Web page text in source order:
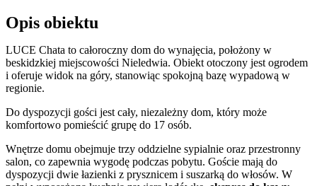
Opis obiektu
LUCE Chata to całoroczny dom do wynajęcia, położony w
beskidzkiej miejscowości Nieledwia. Obiekt otoczony jest ogrodem
i oferuje widok na góry, stanowiąc spokojną bazę wypadową w
regionie.
Do dyspozycji gości jest cały, niezależny dom, który może
komfortowo pomieścić grupę do 17 osób.
Wnętrze domu obejmuje trzy oddzielne sypialnie oraz przestronny
salon, co zapewnia wygodę podczas pobytu. Goście mają do
dyspozycji dwie łazienki z prysznicem i suszarką do włosów. W